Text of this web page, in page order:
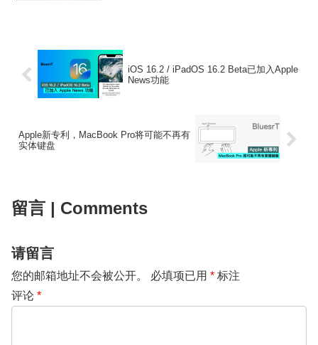
iOS 16.2 / iPadOS 16.2 Beta已加入Apple
News功能
Apple新专利，MacBook Pro将可能不再有
实体键盘
留言 | Comments
请留言
您的邮箱地址不会被公开。 必填项已用 * 标注
评论 *